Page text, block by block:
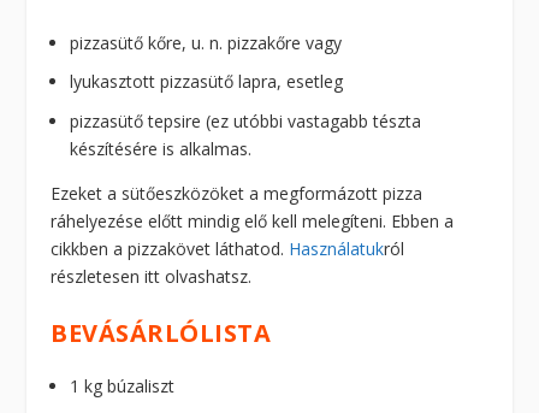
pizzasütő kőre, u. n. pizzakőre vagy
lyukasztott pizzasütő lapra, esetleg
pizzasütő tepsire (ez utóbbi vastagabb tészta
készítésére is alkalmas.
Ezeket a sütőeszközöket a megformázott pizza
ráhelyezése előtt mindig elő kell melegíteni. Ebben a
cikkben a pizzakövet láthatod. Használatukról
részletesen itt olvashatsz.
BEVÁSÁRLÓLISTA
1 kg búzaliszt